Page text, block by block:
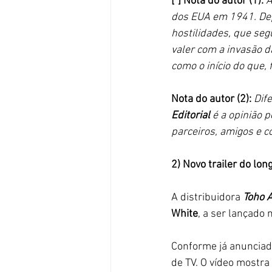
dos EUA em 1941.
hostilidades, que
valer com a invasão
como o início do
Nota do autor (2):
Editorial é a opinião
parceiros, amigos e
2) Novo trailer do
A distribuidora Toho
White, a ser lançado
Conforme já
de TV. O vídeo